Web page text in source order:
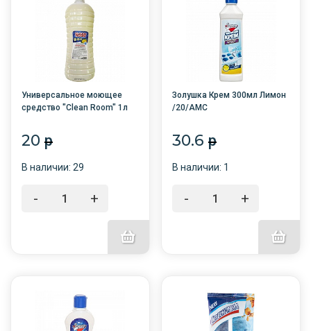
Универсальное моющее
средство "Clean Room" 1л
вышел
20 p
В наличии: 29
- +
Золушка Крем 300мл Лимон
/20/АМС
30.6p
В наличии: 1
- +